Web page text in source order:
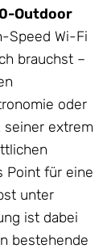
Outdoor
Speed Wi-Fi
brauchst –
oder
seiner extrem
Point für eine
unter
ist dabei
bestehende